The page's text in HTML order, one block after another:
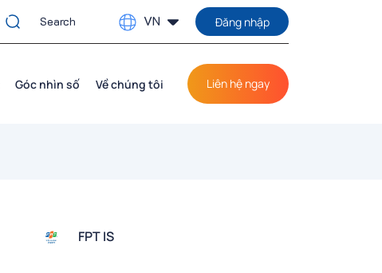
VN Đăng nhập
Góc nhìn số Về chúng tôi Liên hệ ngay
FPT IS